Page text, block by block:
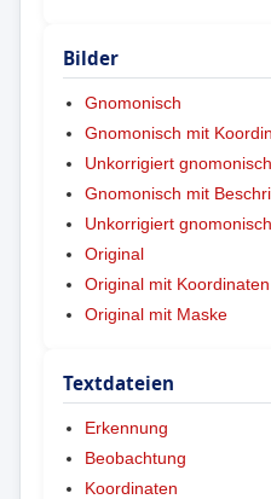
Bilder
Gnomonisch
Gnomonisch mit
Unkorrigiert
Gnomonisch mit
Unkorrigiert
Original
Original mit Koordinaten
Original mit Maske
Textdateien
Erkennung
Beobachtung
Koordinaten